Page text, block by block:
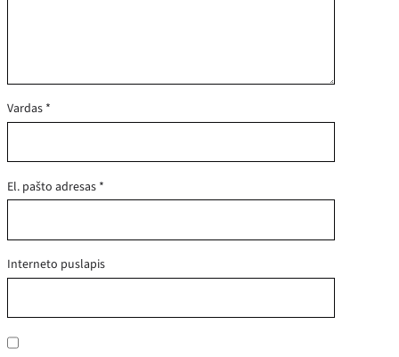
Vardas *
El. pašto adresas *
Interneto puslapis